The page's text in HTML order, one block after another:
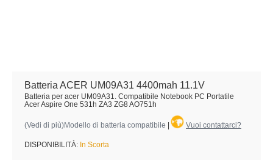
Batteria ACER UM09A31 4400mah 11.1V
Batteria per acer UM09A31. Compatibile Notebook PC Portatile
Acer Aspire One 531h ZA3 ZG8 AO751h
(Vedi di più)Modello di batteria compatibile Vuoi contattarci?
DISPONIBILITÀ: In Scorta